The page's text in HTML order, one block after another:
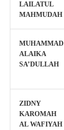
LAILATUL
MAHMUDAH
MUHAMMAD
ALAIKA
SA’DULLAH
ZIDNY
KAROMAH
AL WAFIYAH